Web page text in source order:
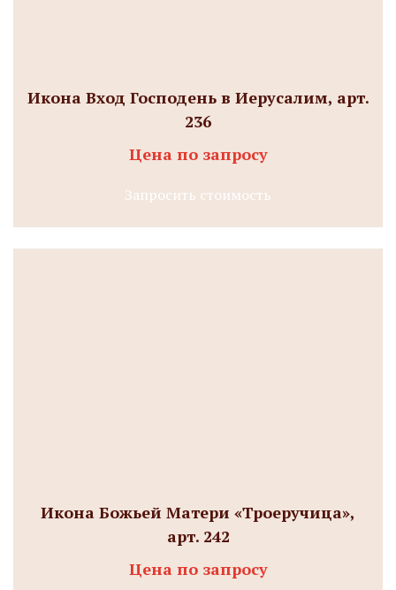
Икона Вход Господень в Иерусалим, арт.
236
Цена по запросу
Запросить стоимость
Икона Божьей Матери «Троеручица»,
арт. 242
Цена по запросу